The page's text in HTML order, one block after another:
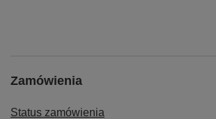
Zamówienia
Status zamówienia